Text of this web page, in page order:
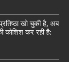
खो चुकी है, अब
कोशिश कर रही है: